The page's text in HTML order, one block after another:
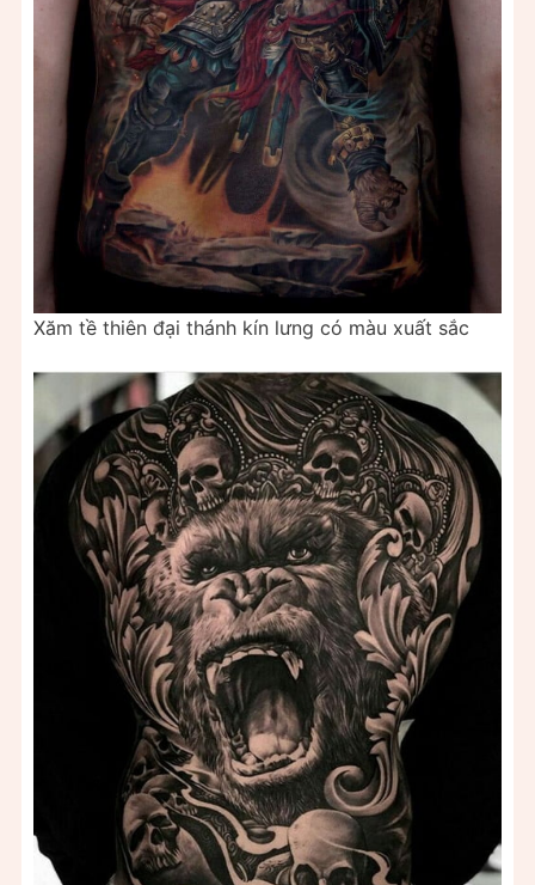
Xăm tề thiên đại thánh kín lưng có màu xuất sắc